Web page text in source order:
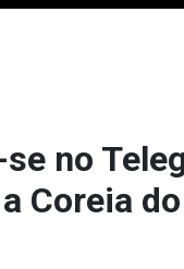
no
Coreia do